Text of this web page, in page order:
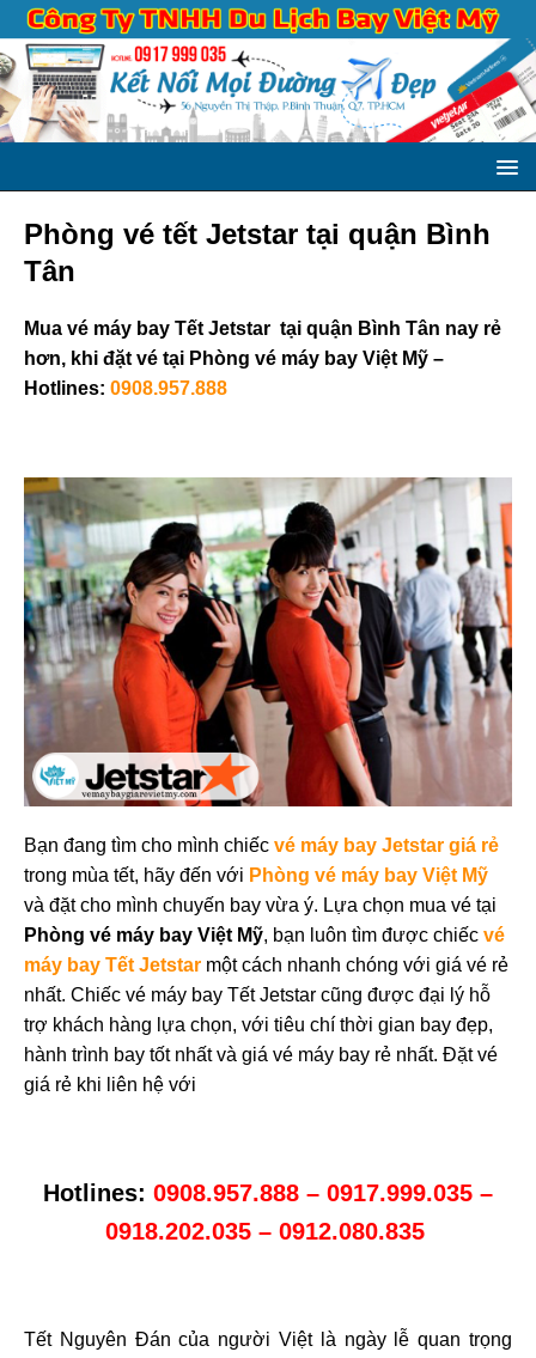
Phòng vé tết Jetstar tại quận Bình
Tân
Mua vé máy bay Tết Jetstar tại quận Bình Tân nay rẻ
hơn, khi đặt vé tại Phòng vé máy bay Việt Mỹ –
Hotlines: 0908.957.888
Bạn đang tìm cho mình chiếc vé máy bay Jetstar giá rẻ
trong mùa tết, hãy đến với Phòng vé máy bay Việt Mỹ
và đặt cho mình chuyến bay vừa ý. Lựa chọn mua vé tại
Phòng vé máy bay Việt Mỹ, bạn luôn tìm được chiếc vé
máy bay Tết Jetstar một cách nhanh chóng với giá vé rẻ
nhất. Chiếc vé máy bay Tết Jetstar cũng được đại lý hỗ
trợ khách hàng lựa chọn, với tiêu chí thời gian bay đẹp,
hành trình bay tốt nhất và giá vé máy bay rẻ nhất. Đặt vé
giá rẻ khi liên hệ với
Hotlines: 0908.957.888 – 0917.999.035 –
0918.202.035 – 0912.080.835
Tết Nguyên Đán của người Việt là ngày lễ quan trọng